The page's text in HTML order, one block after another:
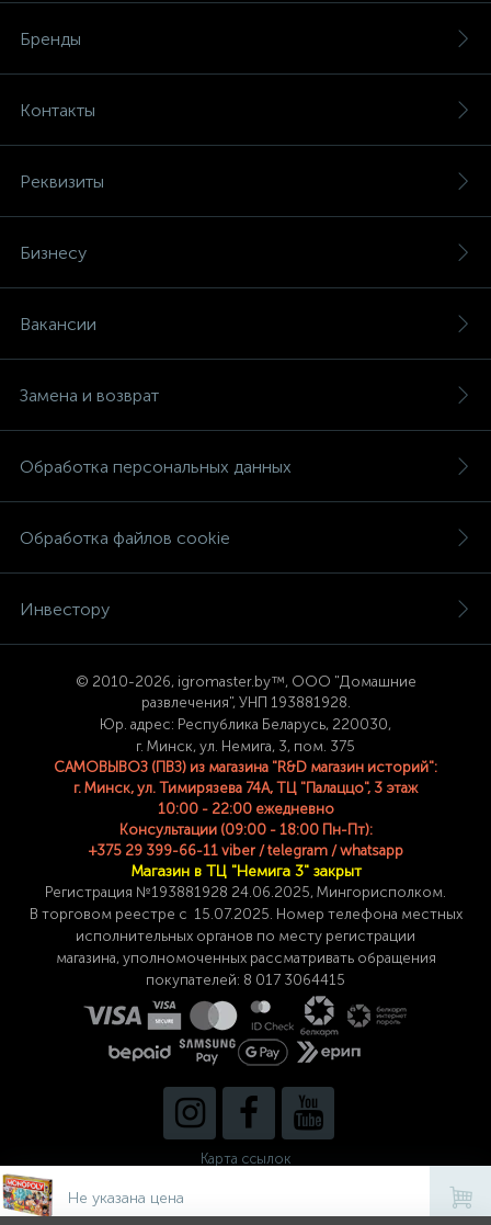
Не указана цена
Бренды
Контакты
Реквизиты
Бизнесу
Вакансии
Замена и возврат
Обработка персональных данных
Обработка файлов cookie
Инвестору
© 2010-2026, igromaster.by™, ООО "Домашние
развлечения", УНП 193881928.
Юр. адрес: Республика Беларусь, 220030,
г. Минск, ул. Немига, 3, пом. 375
САМОВЫВОЗ (ПВЗ) из магазина "R&D магазин историй":
г. Минск, ул. Тимирязева 74A, ТЦ "Палаццо", 3 этаж
10:00 - 22:00 ежедневно
Консультации (09:00 - 18:00 Пн-Пт):
+375 29 399-66-11 viber / telegram / whatsapp
Магазин в ТЦ "Немига 3" закрыт
Регистрация №193881928 24 .06.2025, Мингорисполком.
В торговом реестре с 15.07.2025. Номер телефона местных
исполнительных органов по месту регистрации
магазина,уполномоченных рассматривать обращения
покупателей: 8 017 3064415
Карта ссылок